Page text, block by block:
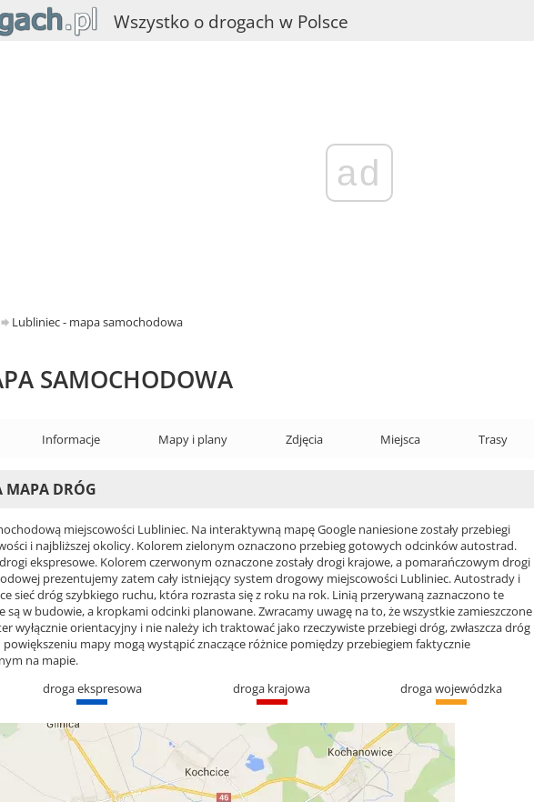
Wszystko o drogach w Polsce
ad
Lubliniec - mapa samochodowa
SAMOCHODOWA
Informacje Mapy i plany Zdjęcia Miejsca Trasy
MAPA DRÓG
miejscowości Lubliniec. Na interaktywną mapę Google naniesione zostały przebiegi
i najbliższej okolicy. Kolorem zielonym oznaczono przebieg gotowych odcinków autostrad.
ekspresowe. Kolorem czerwonym oznaczone zostały drogi krajowe, a pomarańczowym drogi
prezentujemy zatem cały istniejący system drogowy miejscowości Lubliniec. Autostrady i
sieć dróg szybkiego ruchu, która rozrasta się z roku na rok. Linią przerywaną zaznaczono te
w budowie, a kropkami odcinki planowane. Zwracamy uwagę na to, że wszystkie zamieszczone
wyłącznie orientacyjny i nie należy ich traktować jako rzeczywiste przebiegi dróg, zwłaszcza dróg
mapy mogą wystąpić znaczące różnice pomiędzy przebiegiem faktycznie
na mapie.
droga ekspresowa droga krajowa droga wojewódzka